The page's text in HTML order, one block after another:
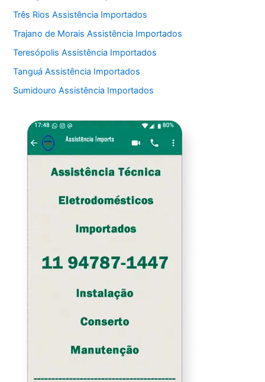
Três Rios Assistência Importados
Trajano de Morais Assistência Importados
Teresópolis Assistência Importados
Tanguá Assistência Importados
Sumidouro Assistência Importados